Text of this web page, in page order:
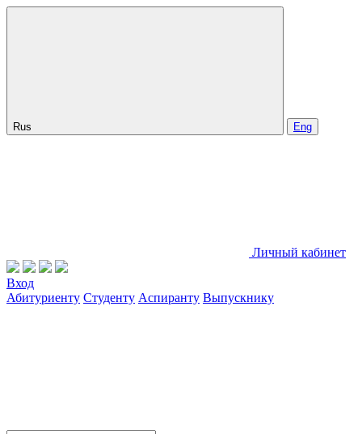
Rus Eng
Личный кабинет
Вход
Абитуриенту Студенту Аспиранту Выпускнику